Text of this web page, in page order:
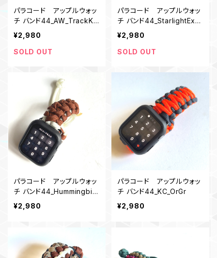
パラコード アップルウォッ
チ バンド44_AW_TrackKn
ot_RY
¥2,980
SOLD OUT
パラコード アップルウォッ
チ バンド44_StarlightExpr
ess_OdK
¥2,980
SOLD OUT
パラコード アップルウォッ
チ バンド44_Hummingbir
d＿BW
¥2,980
パラコード アップルウォッ
チ バンド44_KC_OrGr
¥2,980